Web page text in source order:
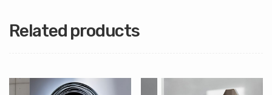
Related products